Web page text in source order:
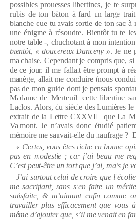
possibles prouesses libertines, je te
rubis de ton bâton à fard un large
blanche que tu avais sortie de ton sac
une énigme à résoudre. Bientôt tu te
notre table -, chuchotant à mon
bientôt, « doucereux Danceny ». Je ne
ma chaise. Cependant je compris que,
de ce jour, il me fallait être prompt à
manège, allait me conduire (nous
pas de mon guide dont je pensais
Madame de Merteuil, cette libertine
Laclos. Alors, du siècle des Lumières
extrait de la Lettre CXXVII que La
Valmont. Je n’avais donc étudié
mémoire me sauvait-elle du naufrage ?
« Certes, vous êtes riche en bonne
pas en modestie ; car j’ai beau me
C’est peut-être un tort que j’ai, mais je
J’ai surtout celui de croire que
me sacrifiant, sans s’en faire un
satisfaite, & m’aimant enfin comme
travailler plus efficacement que vous
même d’ajouter que, s’il me venait en